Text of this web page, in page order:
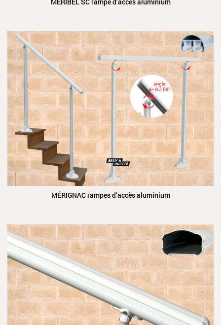
MÉRIGNAC rampes d’accès aluminium